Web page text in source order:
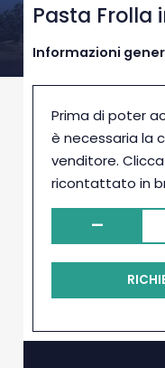
Pasta Frolla
Informazioni
Prima di poter
è necessaria la
venditore.
ricontattato in
-